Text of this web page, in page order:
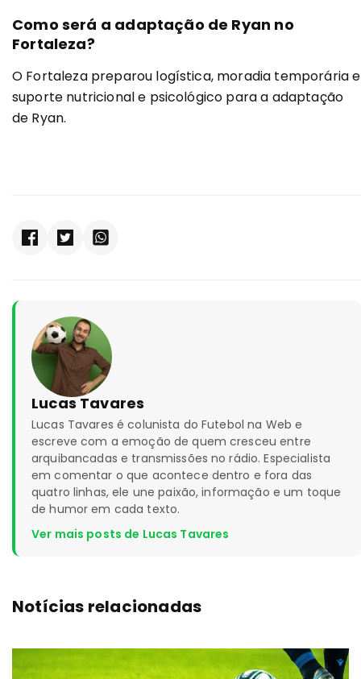
Como será a adaptação de Ryan no
Fortaleza?
O Fortaleza preparou logística, moradia temporária e
suporte nutricional e psicológico para a adaptação
de Ryan.
Lucas Tavares
Lucas Tavares é colunista do Futebol na Web e
escreve com a emoção de quem cresceu entre
arquibancadas e transmissões no rádio. Especialista
em comentar o que acontece dentro e fora das
quatro linhas, ele une paixão, informação e um toque
de humor em cada texto.
Ver mais posts de Lucas Tavares
Notícias relacionadas